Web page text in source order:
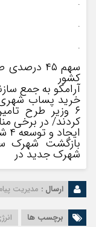
.
.
سهم ۴۵
کشور
آرامکو به جمع
خرید پساب
۶ وزیر طرح
کردند/ در برخی
ایجاد و توسعه ۴ شهرک صنعتی در سه استان
شهرک جدید در
ارسال : مدیریت
برچسب ها